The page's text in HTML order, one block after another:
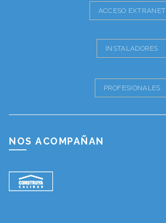
ACCESO EXTRANET
INSTALADORES
PROFESIONALES
NOS ACOMPAÑAN